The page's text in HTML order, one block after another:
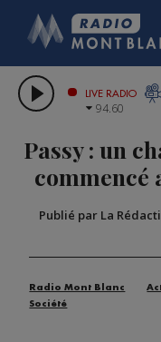
LES
GRAND
LIVE RADIO
94.60
Passy : un
commencé
Publié par La
Radio Mont Blanc
Société